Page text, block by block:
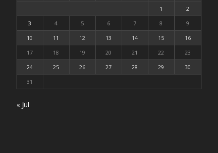
1
2
3
4 5 6 7 8
9
10
11 12 13 14 15
16
17
18 19 20 21 22
23
24
25 26 27 28 29
30
31
« Jul